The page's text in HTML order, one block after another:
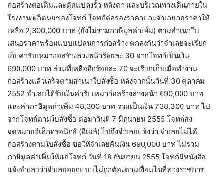
ก่อสร้างต่อเติมและดัดแปลงรั้ว หลังคา และบริเวณทางเดินภายใน
โรงงาน ผลิตนมของโจทก์ โจทก์ต่อรองราคาและจำเลยลดราคาให้
เหลือ 2,300,000 บาท (ยังไม่รวมภาษีมูลค่าเพิ่ม) ตามสำเนาใบ
เสนอราคาพร้อมแบบแปลนการก่อสร้าง ตกลงกันว่าจำเลยจะเรียก
เก็บค่ารับเหมาก่อสร้างล่วงหน้าร้อยละ 30 จากโจทก์เป็นเงิน
690,000 บาท ส่วนที่เหลืออีกร้อยละ 70 จะเรียกเก็บเมื่อทำงาน
ก่อสร้างแล้วเสร็จตามสำเนาใบสั่งซื้อ หลังจากนั้นวันที่ 30 ตุลาคม
2552 จำเลยได้รับเงินค่ารับเหมาก่อสร้างล่วงหน้า 690,000 บาท
และค่าภาษีมูลค่าเพิ่ม 48,300 บาท รวมเป็นเงิน 738,300 บาท ไป
จากโจทก์ตามใบสั่งซื้อ ต่อมาวันที่ 7 มิถุนายน 2555 โจทก์ส่ง
จดหมายอิเล็กทรอนิกส์ (อีเมล์) ไปถึงจำเลยแจ้งว่า จำเลยไม่ได้
ก่อสร้างตามใบสั่งซื้อ ขอให้จำเลยคืนเงิน 690,000 บาท ไม่รวม
ภาษีมูลค่าเพิ่มให้แก่โจทก์ วันที่ 18 กันยายน 2555 โจทก์มีหนังสือ
แจ้งจำเลยว่าจำเลยออกแบบไม่ถูกต้องตามเงื่อนไขที่ทางราชการ